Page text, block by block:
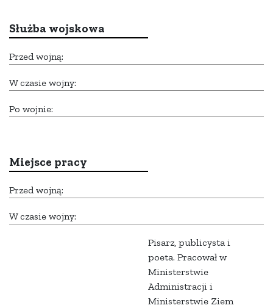
Służba wojskowa
Przed wojną:
W czasie wojny:
Po wojnie:
Miejsce pracy
Przed wojną:
W czasie wojny:
Pisarz, publicysta i
poeta. Pracował w
Ministerstwie
Administracji i
Ministerstwie Ziem